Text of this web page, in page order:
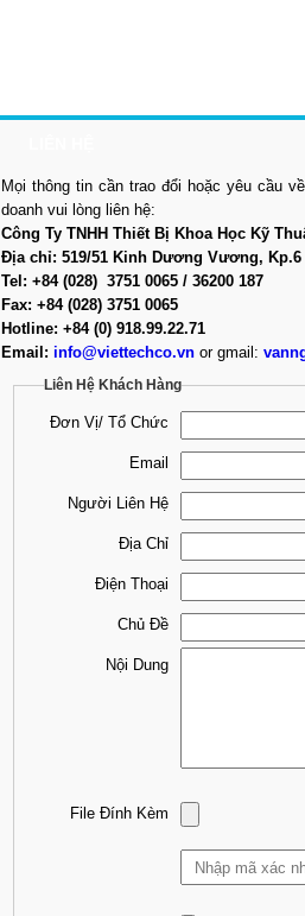
Mọi thông tin cần trao đổi hoặc yêu cầu
doanh vui lòng liên hệ:
Công Ty TNHH Thiết Bị Khoa Học Kỹ
Địa chỉ: 519/51 Kinh Dương Vương, Kp.6
Tel: +84 (028) 3751 0065 / 36200 187
Fax: +84 (028) 3751 0065
Hotline: +84 (0) 918.99.22.71
Email: info@viettechco.vn or gmail:
Liên Hệ Khách Hàng
Đơn Vị/ Tổ Chức
Email
Người Liên Hệ
Địa Chỉ
Điện Thoại
Chủ Đề
Nội Dung
File Đính Kèm